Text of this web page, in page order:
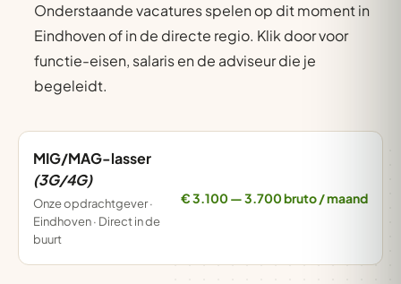
Onderstaande vacatures spelen op dit moment in
Eindhoven of in de directe regio. Klik door voor
functie-eisen, salaris en de adviseur die je
begeleidt.
MIG/MAG-lasser
(3G/4G)
Onze opdrachtgever ·
Eindhoven · Direct in de
buurt
€ 3.100 — 3.700 bruto / maand